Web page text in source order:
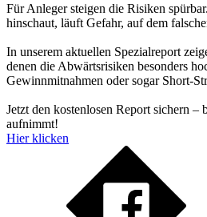
Für Anleger steigen die Risiken
hinschaut, läuft Gefahr, auf dem
In unserem aktuellen Spezialreport
denen die Abwärtsrisiken besonders
Gewinnmitnahmen oder sogar Short-
Jetzt den kostenlosen Report sichern
aufnimmt!
Hier klicken